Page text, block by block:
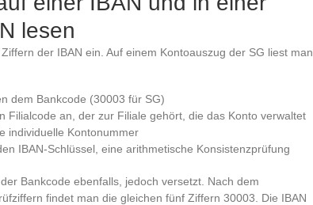
lesen
der IBAN ein. Auf einem Kontoauszug der SG liest man
dem Bankcode (30003 für SG)
Filialcode an, der zur Filiale gehört, die das Konto verwaltet
individuelle Kontonummer
IBAN-Schlüssel, eine arithmetische Konsistenzprüfung
Bankcode ebenfalls, jedoch versetzt. Nach dem
findet man die gleichen fünf Ziffern 30003. Die IBAN